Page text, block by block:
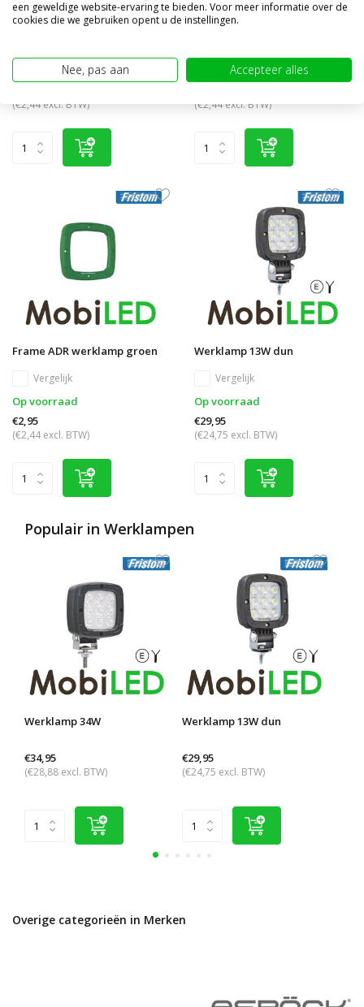
Frame ADR werklamp grijs
Op voorraad
(€2,44 excl. BTW)
Frame ADR werklamp wit
Op voorraad
(€2,44 excl. BTW)
Frame ADR werklamp groen
Vergelijk
Op voorraad
€2,95
(€2,44 excl. BTW)
Werklamp 13W dun
Vergelijk
Op voorraad
€29,95
(€24,75 excl. BTW)
Populair in Werklampen
Werklamp 34W
€34,95
(€28,88 excl. BTW)
Werklamp 13W dun
€29,95
(€24,75 excl. BTW)
Overige categorieën in Merken
een geweldige website-ervaring te bieden. Voor meer informatie over de
cookies die we gebruiken opent u de instellingen.
Nee, pas aan Accepteer alles